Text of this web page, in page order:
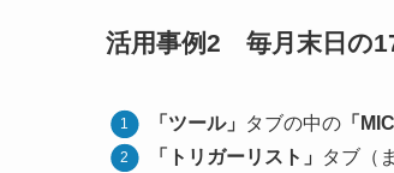
活用事例2 毎月末日の
「ツール」 タブの中の 「
「トリガーリスト」
タブ（